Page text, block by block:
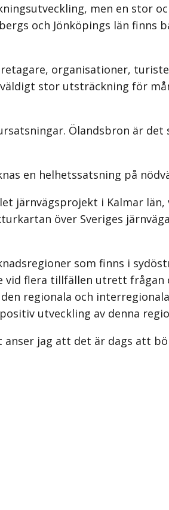
men en stor
och Jönköpings län finns
organisationer,
stor utsträckning för
Ölandsbron är
en helhetssatsning på
järnvägsprojekt i Kalmar
över Sveriges
som finns i
vid flera tillfällen utrett
regionala och
utveckling av denna
jag att det är dags att